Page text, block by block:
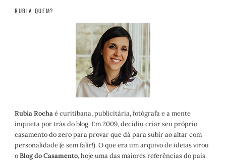
RUBIA QUEM?
Rubia Rochaé curitibana, publicitária, fotógrafa e a mente
inquieta por trás do blog. Em 2009, decidiu criar seu próprio
casamento do zero para provar que dá para subir ao altar com
personalidade (e sem falir!). O que era um arquivo de ideias virou
oBlog do Casamento, hoje uma das maiores referências do país.